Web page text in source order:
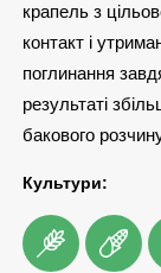
крапель з
контакт і
поглинання
результаті
бакового
Культури: